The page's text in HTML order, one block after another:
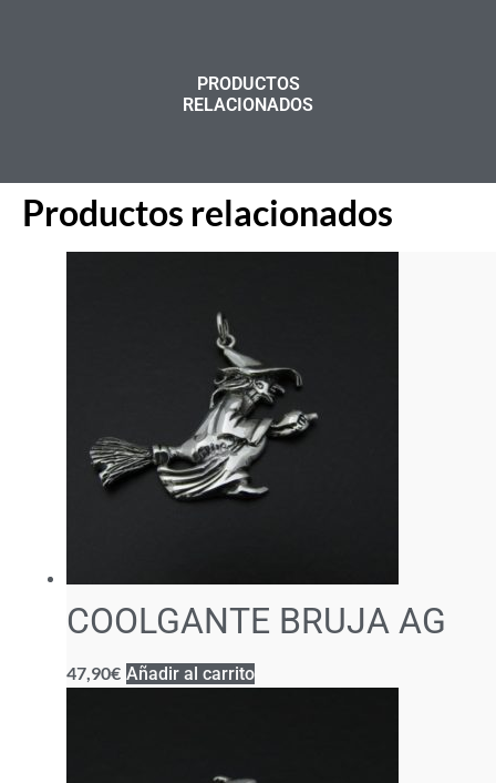
PRODUCTOS
RELACIONADOS
Productos relacionados
COOLGANTE BRUJA AG
47,90€ Añadir al carrito